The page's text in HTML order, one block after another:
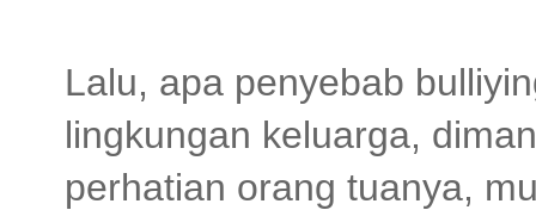
Lalu, apa penyebab
lingkungan keluarga,
perhatian orang tuanya,